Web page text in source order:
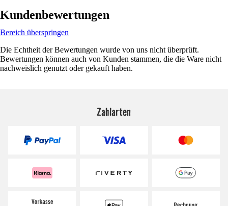
Kundenbewertungen
Bereich überspringen
Die Echtheit der Bewertungen wurde von uns nicht überprüft.
Bewertungen können auch von Kunden stammen, die die Ware nicht
nachweislich genutzt oder gekauft haben.
Zahlarten